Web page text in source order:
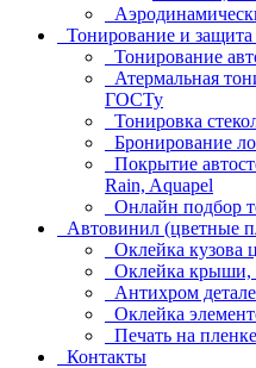
Тонирование и защита
Тонирование
Атермальная
ГОСТу
Тонировка
Бронирование
Покрытие
Rain, Aquapel
Онлайн подбор
Автовинил (цветные
Оклейка кузова
Оклейка крыши,
Антихром
Оклейка
Печать на
Контакты